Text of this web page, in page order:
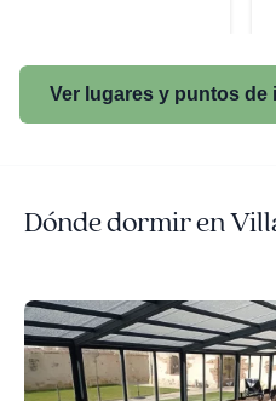
Ver lugares y puntos de
Dónde dormir en